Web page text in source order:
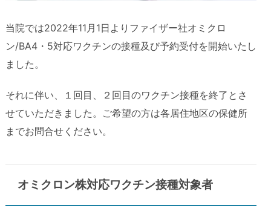
当院では2022年11月1日よりファイザー社オミクロ
ン/BA4・5対応ワクチンの接種及び予約受付を開始いたし
ました。
それに伴い、１回目、２回目のワクチン接種を終了とさ
せていただきました。ご希望の方は各居住地区の保健所
までお問合せください。
オミクロン株対応ワクチン接種対象者